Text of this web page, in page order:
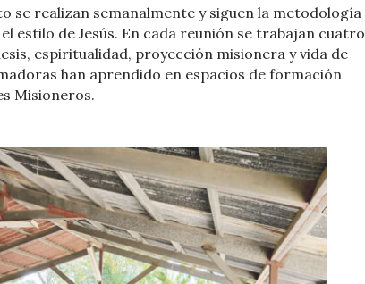
se realizan semanalmente y siguen la metodología
estilo de Jesús. En cada reunión se trabajan cuatro
espiritualidad, proyección misionera y vida de
han aprendido en espacios de formación
Misioneros.